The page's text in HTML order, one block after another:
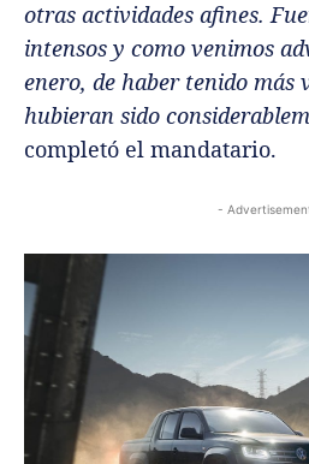
otras actividades afines.
intensos y como venimos
enero, de haber tenido más
hubieran sido
completó el mandatario.
-